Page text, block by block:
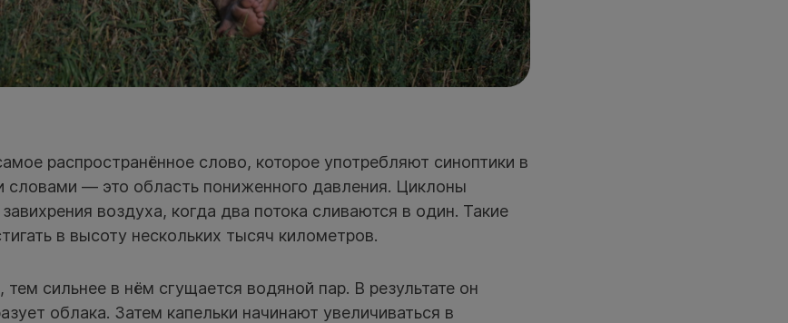
распространённое слово, которое употребляют синоптики в
словами — это область пониженного давления. Циклоны
воздуха, когда два потока сливаются в один. Такие
в высоту нескольких тысяч километров.
сильнее в нём сгущается водяной пар. В результате он
облака. Затем капельки начинают увеличиваться в